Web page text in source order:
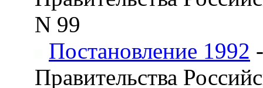
N 99
Постановление 1992
Правительства